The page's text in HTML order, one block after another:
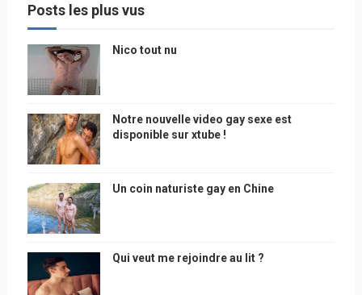
Posts les plus vus
Nico tout nu
Notre nouvelle video gay sexe est
disponible sur xtube !
Un coin naturiste gay en Chine
Qui veut me rejoindre au lit ?